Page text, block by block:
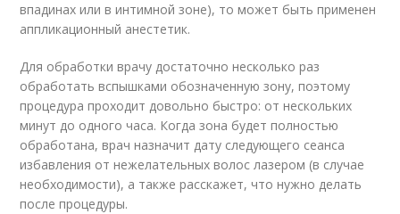
впадинах или в интимной зоне), то может быть применен
аппликационный анестетик.
Для обработки врачу достаточно несколько раз
обработать вспышками обозначенную зону, поэтому
процедура проходит довольно быстро: от нескольких
минут до одного часа. Когда зона будет полностью
обработана, врач назначит дату следующего сеанса
избавления от нежелательных волос лазером (в случае
необходимости), а также расскажет, что нужно делать
после процедуры.